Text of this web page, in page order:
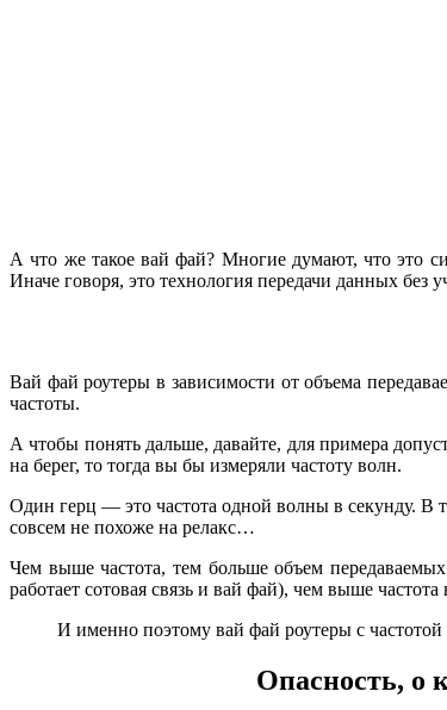
А что же такое вай фай? Многие думают, что это
Иначе говоря, это технология передачи данных без
Вай фай роутеры в зависимости от объема
частоты.
А чтобы понять дальше, давайте, для примера
на берег, то тогда вы бы измеряли частоту волн.
Один герц — это частота одной волны в секунду. В
совсем не похоже на релакс…
Чем выше частота, тем больше объем
работает сотовая связь и вай фай), чем выше
И именно поэтому вай фай роутеры с
Опасность, о